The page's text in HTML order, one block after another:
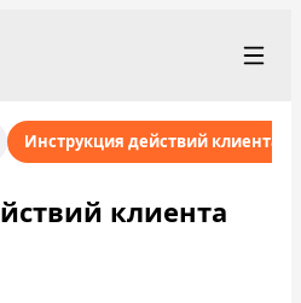
Рус / Eng
Москва
Инструкция действий клиента
клиента